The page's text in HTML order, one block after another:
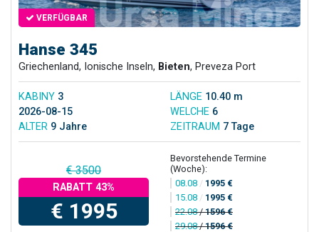
VERFÜGBAR
Hanse 345
Griechenland, Ionische Inseln, Bieten, Preveza Port
KABINY 3 LÄNGE 10.40 m
2026-08-15
WELCHE 6
ALTER 9 Jahre ZEITRAUM 7 Tage
€ 3500
RABATT 43%
€ 1995
Bevorstehende Termine
(Woche):
08.08 / 1995 €
15.08 / 1995 €
22.08/1596 €
29.08/1596 €